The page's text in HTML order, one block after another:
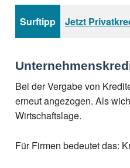
Surftipp Jetzt
Bei der Vergabe von
erneut angezogen. Als
Wirtschaftslage.
Für Firmen bedeutet das: